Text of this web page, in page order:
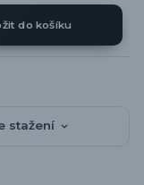
do košíku
stažení